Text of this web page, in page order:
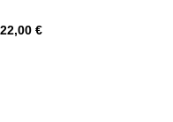
22,00 €